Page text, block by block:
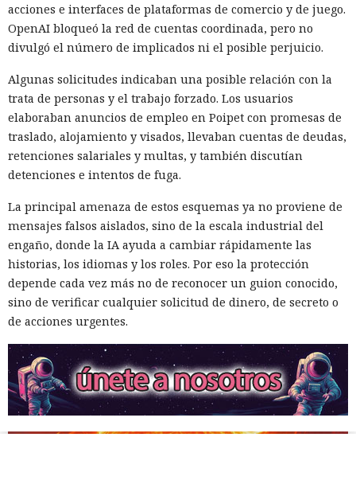
acciones e interfaces de plataformas de comercio y de juego.
OpenAI bloqueó la red de cuentas coordinada, pero no
divulgó el número de implicados ni el posible perjuicio.
Algunas solicitudes indicaban una posible relación con la
trata de personas y el trabajo forzado. Los usuarios
elaboraban anuncios de empleo en Poipet con promesas de
traslado, alojamiento y visados, llevaban cuentas de deudas,
retenciones salariales y multas, y también discutían
detenciones e intentos de fuga.
La principal amenaza de estos esquemas ya no proviene de
mensajes falsos aislados, sino de la escala industrial del
engaño, donde la IA ayuda a cambiar rápidamente las
historias, los idiomas y los roles. Por eso la protección
depende cada vez más no de reconocer un guion conocido,
sino de verificar cualquier solicitud de dinero, de secreto o
de acciones urgentes.
Cuando el Sol amenace con
tendrá que mover un planeta
entero
20:35 / 05.08.2026
futuras tendrán que convertir el cosmos en un gigantesco
sistema de soporte vital.